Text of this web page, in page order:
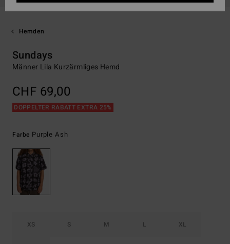
Hemden
Sundays
Männer Lila Kurzärmliges Hemd
CHF 69,00
DOPPELTER RABATT EXTRA 25%
Farbe Purple Ash
XS S M L XL